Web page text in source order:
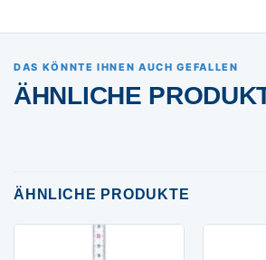
DAS KÖNNTE IHNEN AUCH GEFALLEN
ÄHNLICHE
ÄHNLICHE PRODUKTE